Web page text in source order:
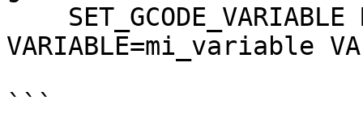
VARIABLE=mi_variable
```